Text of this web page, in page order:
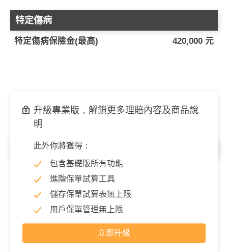
特定傷病
特定傷病保險金(最高) 420,000 元
特定傷病照護
特定傷病扶助金(每月)
升級專業版，解鎖更多理賠內容及商品說
明
此外你將獲得：
包含基礎版所有功能
進階保單試算工具
儲存保單試算表無上限
用戶保單管理無上限
立即升級